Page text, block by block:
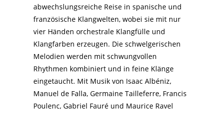
abwechslungsreiche Reise in spanische und
französische Klangwelten, wobei sie mit nur
vier Händen orchestrale Klangfülle und
Klangfarben erzeugen. Die schwelgerischen
Melodien werden mit schwungvollen
Rhythmen kombiniert und in feine Klänge
eingetaucht. Mit Musik von Isaac Albéniz,
Manuel de Falla, Germaine Tailleferre, Francis
Poulenc, Gabriel Fauré und Maurice Ravel